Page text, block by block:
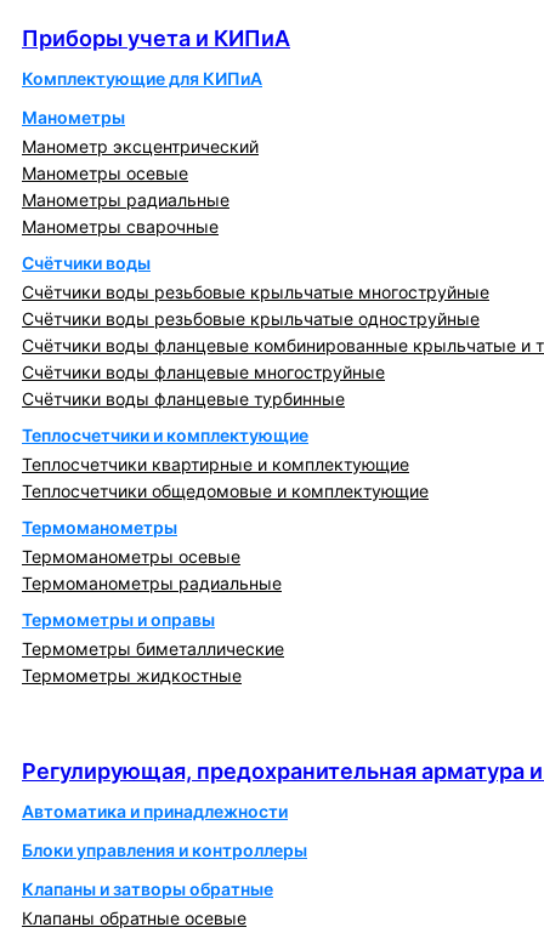
Приборы учета и КИПиА
Комплектующие для КИПиА
Манометры
Манометр эксцентрический
Манометры осевые
Манометры радиальные
Манометры сварочные
Счётчики воды
Счётчики воды резьбовые крыльчатые многоструйные
Счётчики воды резьбовые крыльчатые одноструйные
Счётчики воды фланцевые комбинированные крыльчатые и
Счётчики воды фланцевые многоструйные
Счётчики воды фланцевые турбинные
Теплосчетчики и комплектующие
Теплосчетчики квартирные и комплектующие
Теплосчетчики общедомовые и комплектующие
Термоманометры
Термоманометры осевые
Термоманометры радиальные
Термометры и оправы
Термометры биметаллические
Термометры жидкостные
Регулирующая, предохранительная арматура
Автоматика и принадлежности
Блоки управления и контроллеры
Клапаны и затворы обратные
Клапаны обратные осевые